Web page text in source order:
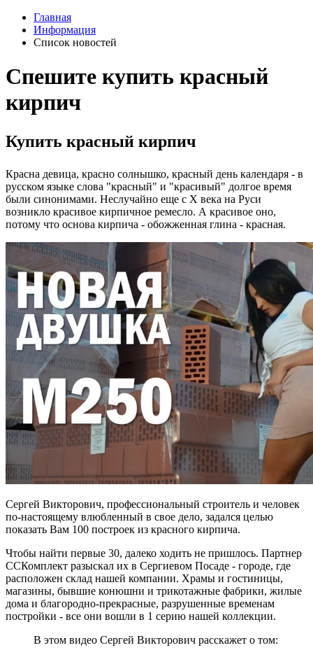
Главная
Информация
Список новостей
Спешите купить красный
кирпич
Купить красный кирпич
Красна девица, красно солнышко, красный день календаря - в
русском языке слова "красный" и "красивый" долгое время
были синонимами. Неслучайно еще с X века на Руси
возникло красивое кирпичное ремесло. А красивое оно,
потому что основа кирпича - обожженная глина - красная.
Сергей Викторович, профессиональный строитель и человек
по-настоящему влюбленный в свое дело, задался целью
показать Вам 100 построек из красного кирпича.
Чтобы найти первые 30, далеко ходить не пришлось. Партнер
ССКомплект разыскал их в Сергиевом Посаде - городе, где
расположен склад нашей компании. Храмы и гостиницы,
магазины, бывшие конюшни и трикотажные фабрики, жилые
дома и благородно-прекрасные, разрушенные временам
постройки - все они вошли в 1 серию нашей коллекции.
В этом видео Сергей Викторович расскажет о том: